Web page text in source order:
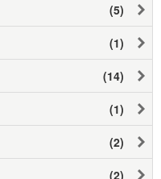
(5)
(1)
(14)
(1)
(2)
(2)